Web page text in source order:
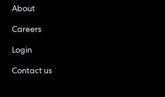
About
Careers
Login
Contact us